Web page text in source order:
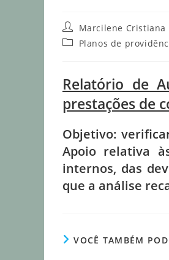
Marcilene Cristiana
Planos de
Relatório de
prestações de
Objetivo:
Apoio relativa
internos, das
que a análise
VOCÊ TAMBÉM